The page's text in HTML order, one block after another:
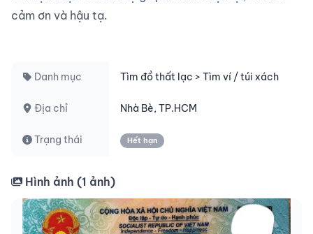
cảm ơn và hậu tạ.
Danh mục Tìm đồ thất lạc > Tìm ví / túi xách
Địa chỉ Nhà Bè, TP.HCM
Trạng thái Hết hạn
Hình ảnh (1 ảnh)